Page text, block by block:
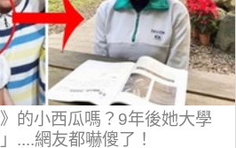
的小西瓜嗎？9年後她大學
....網友都嚇傻了！